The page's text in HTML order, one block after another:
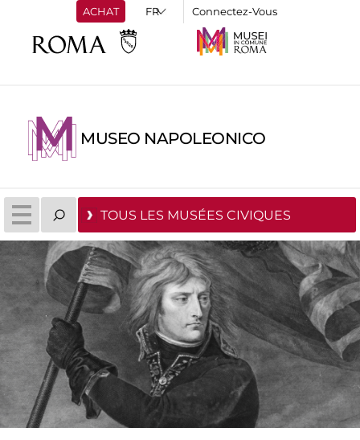
ACHAT Connectez-Vous
MUSEO NAPOLEONICO
TOUS LES MUSÉES CIVIQUES